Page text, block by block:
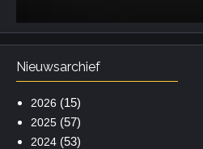
Nieuwsarchief
2026 (15)
2025(57)
2024(53)